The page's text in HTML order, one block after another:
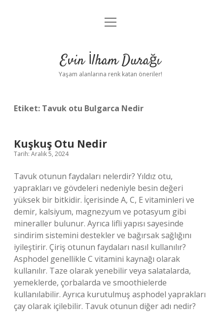
Anasayfa
Yasal Uyarı
menüyü
Evin İlham Durağı
Yaşam alanlarına renk katan öneriler!
Etiket: Tavuk otu Bulgarca Nedir
Kuşkuş Otu Nedir
Tarih: Aralık 5, 2024
Tavuk otunun faydaları nelerdir? Yıldız otu,
yaprakları ve gövdeleri nedeniyle besin değeri
yüksek bir bitkidir. İçerisinde A, C, E vitaminleri ve
demir, kalsiyum, magnezyum ve potasyum gibi
mineraller bulunur. Ayrıca lifli yapısı sayesinde
sindirim sistemini destekler ve bağırsak sağlığını
iyileştirir. Çiriş otunun faydaları nasıl kullanılır?
Asphodel genellikle C vitamini kaynağı olarak
kullanılır. Taze olarak yenebilir veya salatalarda,
yemeklerde, çorbalarda ve smoothielerde
kullanılabilir. Ayrıca kurutulmuş asphodel yaprakları
çay olarak içilebilir. Tavuk otunun diğer adı nedir?